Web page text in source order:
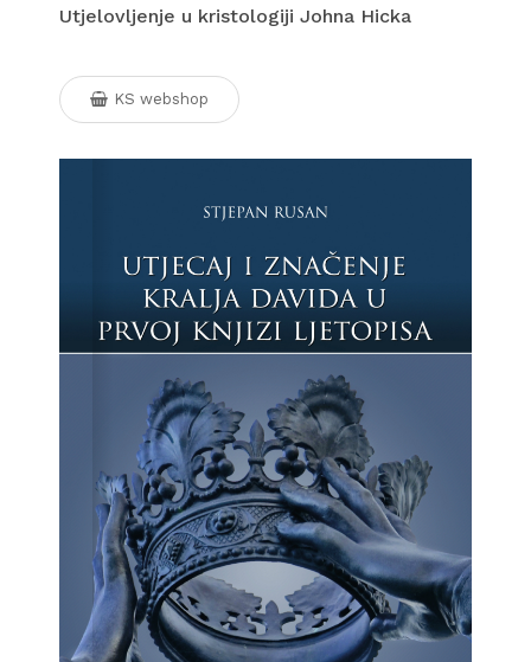
Utjelovljenje u kristologiji Johna Hicka
KS webshop